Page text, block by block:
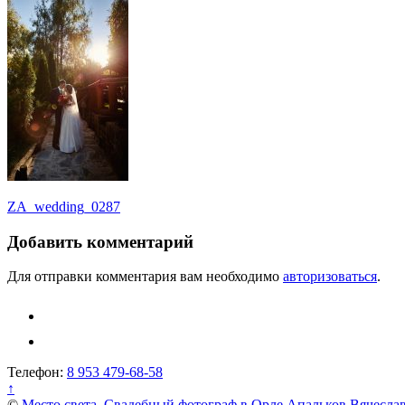
Навигация
по
записям
ZA_wedding_0287
Добавить комментарий
Для отправки комментария вам необходимо авторизоваться.
Телефон: 8 953 479-68-58
↑